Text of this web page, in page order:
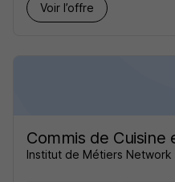
Voir l’offre
Commis de Cuisine
Institut de Métiers Network